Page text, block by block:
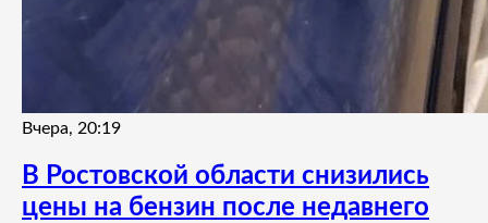
Вчера, 20:19
В Ростовской области снизились
цены на бензин после недавнего